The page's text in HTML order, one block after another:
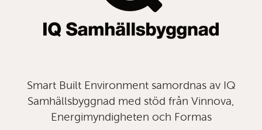
Smart Built Environment samordnas av IQ
Samhällsbyggnad med stöd från Vinnova,
Energimyndigheten och Formas